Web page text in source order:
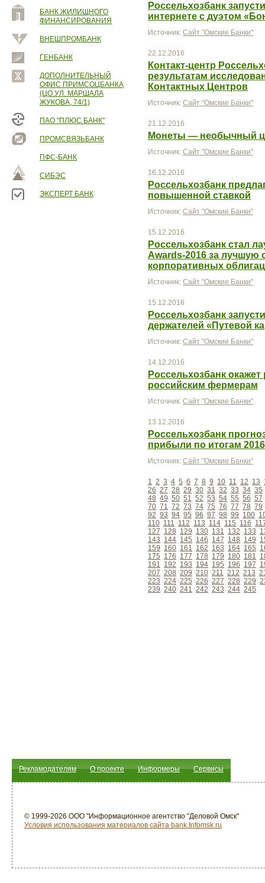
БАНК ЖИЛИЩНОГО
ФИНАНСИРОВАНИЯ
ВНЕШПРОМБАНК
ГЕНБАНК
ДОПОЛНИТЕЛЬНЫЙ
ОФИС ПРИМСОЦБАНКА
(ЦО УЛ. МАРШАЛА
ЖУКОВА, 74/1)
ПАО "ПЛЮС БАНК"
ПРОМСВЯЗЬБАНК
ПФС-БАНК
СИБЭС
ЭКСПЕРТ БАНК
Россельхозбанк
интернете с дуэтом
Источник: Сайт "Омские Банки"
22.12.2016
Контакт-центр
результатам
Контактных Центров
Источник: Сайт "Омские Банки"
21.12.2016
Монеты — необычный
Источник: Сайт "Омские Банки"
16.12.2016
Россельхозбанк
повышенной ставкой
Источник: Сайт "Омские Банки"
15.12.2016
Россельхозбанк стал
Awards-2016 за лучшую
корпоративных
Источник: Сайт "Омские Банки"
15.12.2016
Россельхозбанк
держателей «Путевой
Источник: Сайт "Омские Банки"
14.12.2016
Россельхозбанк
российским фермерам
Источник: Сайт "Омские Банки"
13.12.2016
Россельхозбанк
прибыли по итогам
Источник: Сайт "Омские Банки"
1 2 3 4 5 6 7 8 9 10 11 12 13
26 27 28 29 30 31 32 33 34 35
48 49 50 51 52 53 54 55 56 57
70 71 72 73 74 75 76 77 78 79
92 93 94 95 96 97 98 99 100
110 111 112 113 114 115 116
127 128 129 130 131 132 133
143 144 145 146 147 148 149
159 160 161 162 163 164 165
175 176 177 178 179 180 181
191 192 193 194 195 196 197
207 208 209 210 211 212 213
223 224 225 226 227 228 229
239 240 241 242 243 244 245
Рекламодателям О проекте Информеры Сервисы
© 1999-2026 ООО "Информационное агентство "Деловой Омск"
Условия использования материалов сайта bank.Infomsk.ru